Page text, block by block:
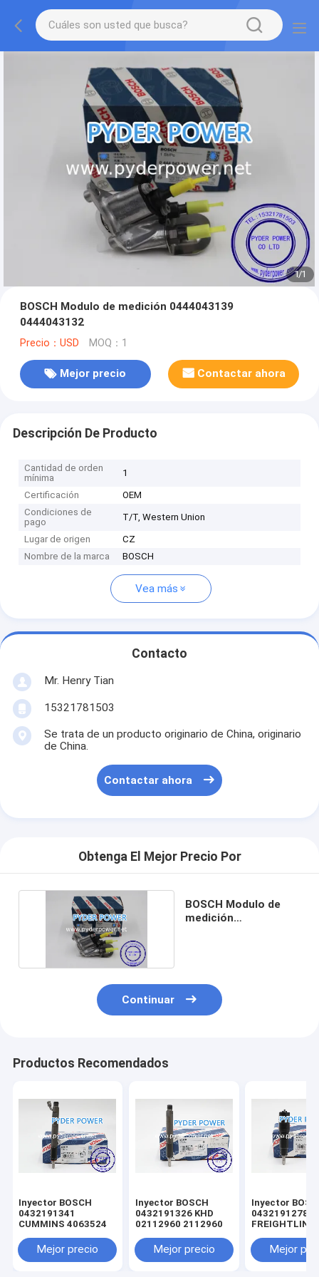
1/1
BOSCH Modulo de medición 0444043139
0444043132
Precio：USD MOQ：1
Mejor precio Contactar ahora
Descripción De Producto
Cantidad de orden
mínima
1
Certificación
OEM
Condiciones de
pago
T/T, Western Union
Lugar de origen
CZ
Nombre de la marca
BOSCH
Vea más
Contacto
Mr. Henry Tian
15321781503
Se trata de un producto originario de China, originario
de China.
Contactar ahora
Obtenga El Mejor Precio Por
BOSCH Modulo de
medición
Continuar
Productos Recomendados
Inyector BOSCH
0432191341
CUMMINS 4063524
Mejor precio
Inyector BOSCH
0432191326 KHD
02112960 2112960
Mejor precio
Inyector
0432191278
MINSK
MERCEDES-
Mejor